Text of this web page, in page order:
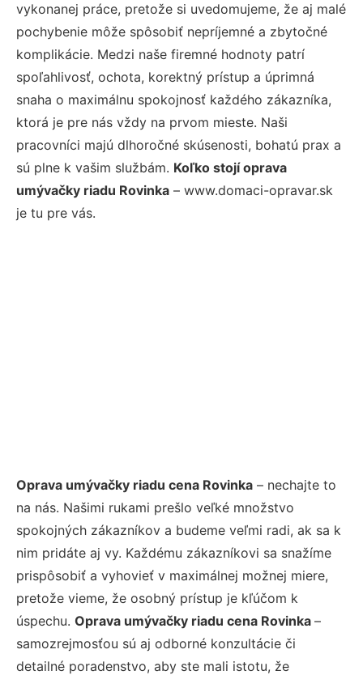
vykonanej práce, pretože si uvedomujeme, že aj malé
pochybenie môže spôsobiť nepríjemné a zbytočné
komplikácie. Medzi naše firemné hodnoty patrí
spoľahlivosť, ochota, korektný prístup a úprimná
snaha o maximálnu spokojnosť každého zákazníka,
ktorá je pre nás vždy na prvom mieste. Naši
pracovníci majú dlhoročné skúsenosti, bohatú prax a
sú plne k vašim službám. Koľko stojí oprava
umývačky riadu Rovinka – www.domaci-opravar.sk
je tu pre vás.
Oprava umývačky riadu cena Rovinka – nechajte to
na nás. Našimi rukami prešlo veľké množstvo
spokojných zákazníkov a budeme veľmi radi, ak sa k
nim pridáte aj vy. Každému zákazníkovi sa snažíme
prispôsobiť a vyhovieť v maximálnej možnej miere,
pretože vieme, že osobný prístup je kľúčom k
úspechu. Oprava umývačky riadu cena Rovinka –
samozrejmosťou sú aj odborné konzultácie či
detailné poradenstvo, aby ste mali istotu, že